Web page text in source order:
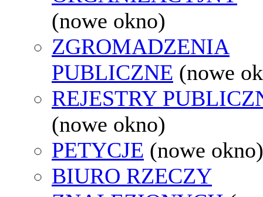
(nowe okno)
ZGROMADZENIA
PUBLICZNE (nowe
REJESTRY
(nowe okno)
PETYCJE (nowe okno)
BIURO RZECZY